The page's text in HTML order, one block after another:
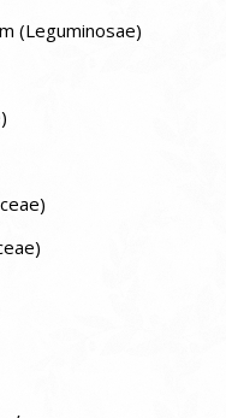
(Leguminosae)